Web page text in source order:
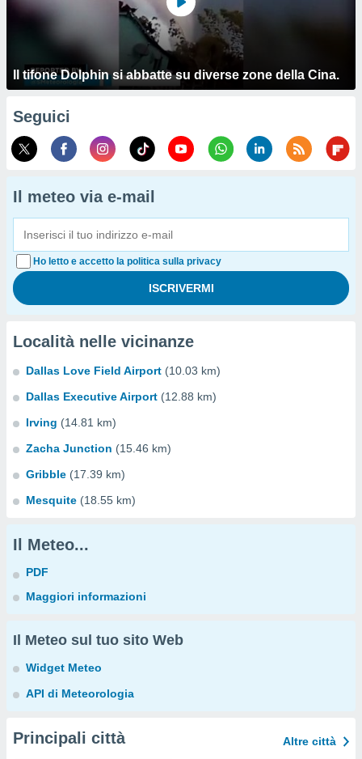
Il tifone Dolphin si abbatte su diverse zone della Cina.
Seguici
Il meteo via e-mail
Ho letto e accetto la politica sulla privacy
Località nelle vicinanze
Dallas Love Field Airport (10.03 km)
Dallas Executive Airport (12.88 km)
Irving (14.81 km)
Zacha Junction (15.46 km)
Gribble (17.39 km)
Mesquite (18.55 km)
Il Meteo...
PDF
Maggiori informazioni
Il Meteo sul tuo sito Web
Widget Meteo
API di Meteorologia
Principali città Altre città